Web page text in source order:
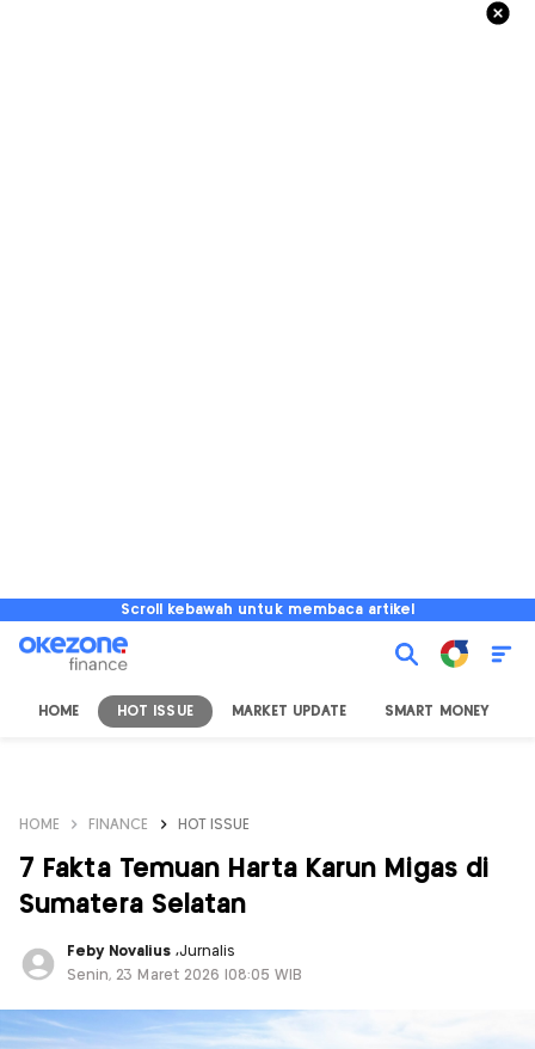
Scroll kebawah untuk membaca artikel
HOME HOT ISSUE MARKET UPDATE SMART MONEY
HOME FINANCE HOT ISSUE
7 Fakta Temuan Harta Karun Migas di
Sumatera Selatan
Feby Novalius ,Jurnalis
Senin, 23 Maret 2026 |08:05 WIB